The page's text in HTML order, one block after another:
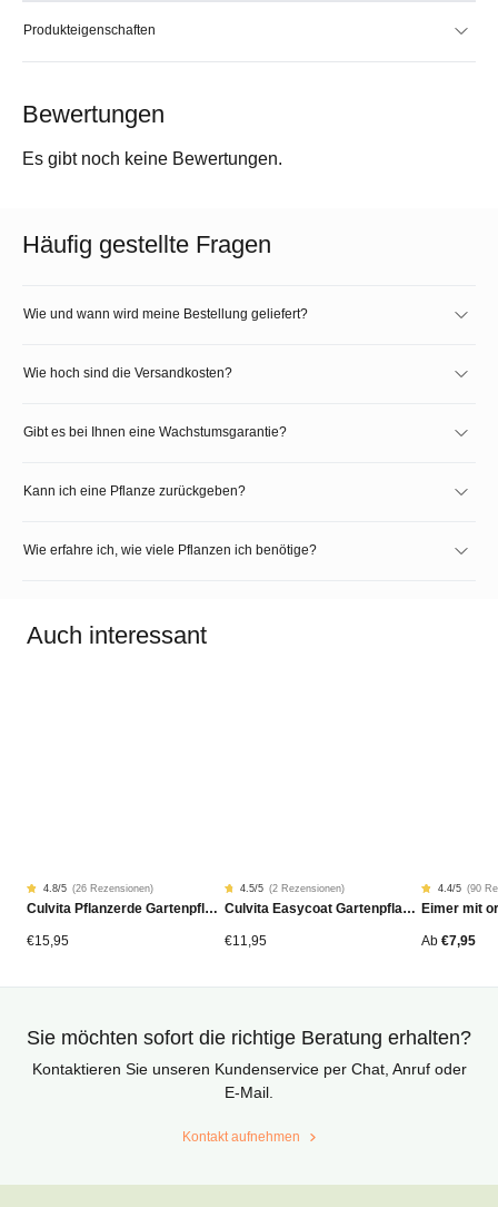
Produkteigenschaften
Bewertungen
Es gibt noch keine Bewertungen.
Häufig gestellte Fragen
Wie und wann wird meine Bestellung geliefert?
Wie hoch sind die Versandkosten?
Gibt es bei Ihnen eine Wachstumsgarantie?
Kann ich eine Pflanze zurückgeben?
Wie erfahre ich, wie viele Pflanzen ich benötige?
Auch interessant
Rated
4.77
von
26
Kundenstimmen
4.8/5 (26 Rezensionen)
Culvita Pflanzerde Gartenpflanzen, Bäume & Hecken BIO 40L
€15,95
Rated
4.50
von
2
Kundenstimmen
4.5/5 (2 Rezensionen)
Culvita Easycoat Gartenpflanzendünger (Langzeitwirkung)
€11,95
Rated
4.42
von
90
4.4/5 (90
Ab €7,95
Sie möchten sofort die richtige Beratung erhalten?
Kontaktieren Sie unseren Kundenservice per Chat, Anruf oder
E-Mail.
Kontakt aufnehmen